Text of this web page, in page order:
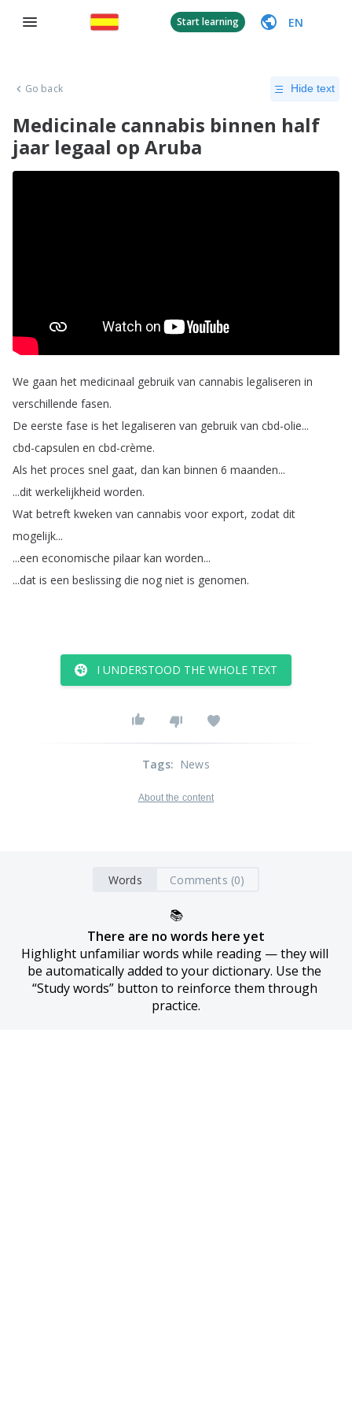
Start learning EN
Go back Hide text
Medicinale cannabis binnen half
jaar legaal op Aruba
We gaan het medicinaal gebruik van cannabis legaliseren in
verschillende fasen.
De eerste fase is het legaliseren van gebruik van cbd-olie...
cbd-capsulen en cbd-crème.
Als het proces snel gaat, dan kan binnen 6 maanden...
...dit werkelijkheid worden.
Wat betreft kweken van cannabis voor export, zodat dit
mogelijk...
...een economische pilaar kan worden...
...dat is een beslissing die nog niet is genomen.
I UNDERSTOOD THE WHOLE TEXT
Tags: News
About the content
Words Comments (0)
📚
There are no words here yet
Highlight unfamiliar words while reading — they will
be automatically added to your dictionary. Use the
“Study words” button to reinforce them through
practice.